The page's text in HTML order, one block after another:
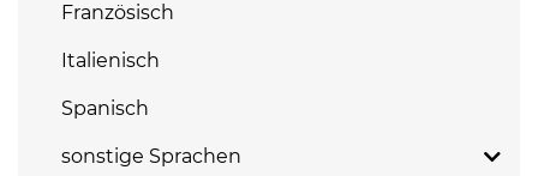
Französisch
Italienisch
Spanisch
sonstige Sprachen